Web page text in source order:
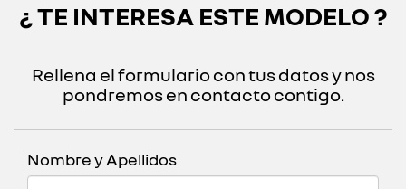
¿ TE INTERESA ESTE MODELO ?
Rellena el formulario con tus datos y nos
pondremos en contacto contigo.
Nombre y Apellidos